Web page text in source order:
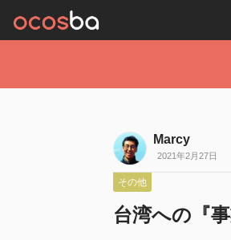
Marcy
2021年2月27日
その他
台湾への『